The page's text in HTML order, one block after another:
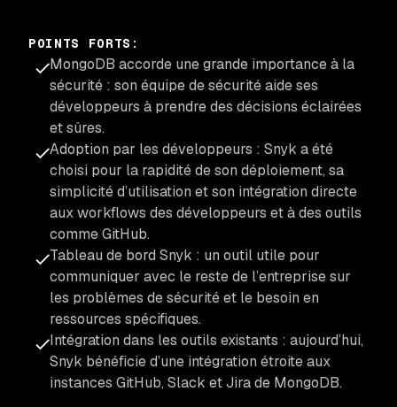
POINTS FORTS :
MongoDB accorde une grande importance à la
sécurité : son équipe de sécurité aide ses
développeurs à prendre des décisions éclairées
et sûres.
Adoption par les développeurs : Snyk a été
choisi pour la rapidité de son déploiement, sa
simplicité d’utilisation et son intégration directe
aux workflows des développeurs et à des outils
comme GitHub.
Tableau de bord Snyk : un outil utile pour
communiquer avec le reste de l’entreprise sur
les problèmes de sécurité et le besoin en
ressources spécifiques.
Intégration dans les outils existants : aujourd’hui,
Snyk bénéficie d’une intégration étroite aux
instances GitHub, Slack et Jira de MongoDB.